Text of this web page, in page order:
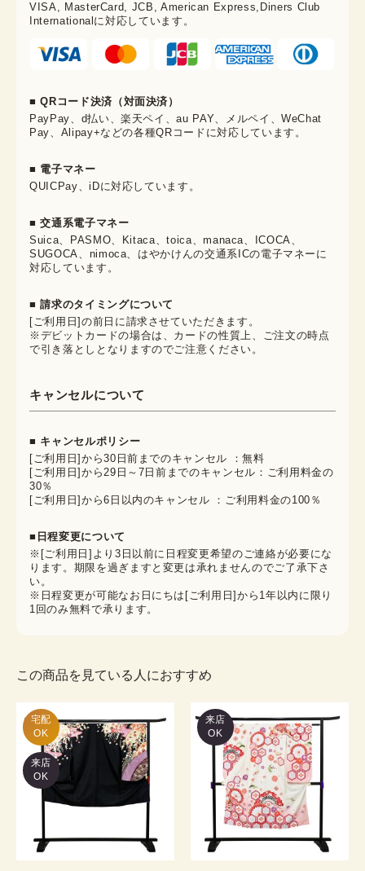
VISA, MasterCard, JCB, American Express,Diners Club
Internationalに対応しています。
■ QRコード決済（対面決済）
PayPay、d払い、楽天ペイ、au PAY、メルペイ、WeChat
Pay、Alipay+などの各種QRコードに対応しています。
■ 電子マネー
QUICPay、iDに対応しています。
■ 交通系電子マネー
Suica、PASMO、Kitaca、toica、manaca、ICOCA、
SUGOCA、nimoca、はやかけんの交通系ICの電子マネーに
対応しています。
■ 請求のタイミングについて
[ご利用日]の前日に請求させていただきます。
※デビットカードの場合は、カードの性質上、ご注文の時点
で引き落としとなりますのでご注意ください。
キャンセルについて
■ キャンセルポリシー
[ご利用日]から30日前までのキャンセル ：無料
[ご利用日]から29日～7日前までのキャンセル：ご利用料金の
30％
[ご利用日]から6日以内のキャンセル ：ご利用料金の100％
■日程変更について
※[ご利用日]より3日以前に日程変更希望のご連絡が必要にな
ります。期限を過ぎますと変更は承れませんのでご了承下さ
い。
※日程変更が可能なお日にちは[ご利用日]から1年以内に限り
1回のみ無料で承ります。
この商品を見ている人におすすめ
宅配
OK
来店
OK
来店
OK